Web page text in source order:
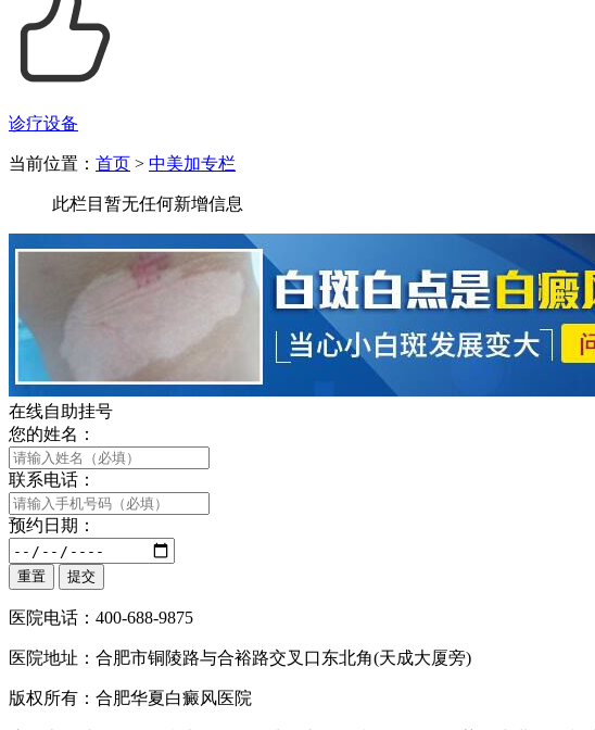
诊疗设备
当前位置： 首页 > 中美加专栏
此栏目暂无任何新增信息
在线自助挂号
您的姓名：
联系电话：
预约日期：
医院电话：400-688-9875
医院地址：合肥市铜陵路与合裕路交叉口东北角(天成大厦旁)
版权所有：合肥华夏白癜风医院